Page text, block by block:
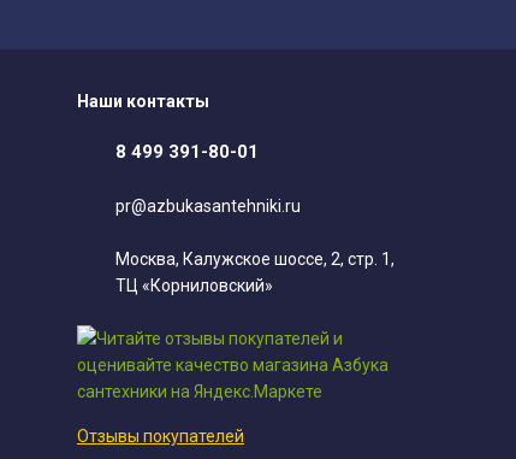
Наши контакты
8 499 391-80-01
pr@azbukasantehniki.ru
Москва, Калужское шоссе, 2, стр. 1,
ТЦ «Корниловский»
Отзывы покупателей